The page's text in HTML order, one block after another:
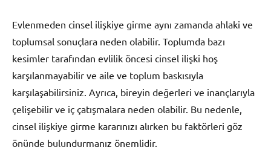
Evlenmeden cinsel ilişkiye girme aynı zamanda ahlaki ve
toplumsal sonuçlara neden olabilir. Toplumda bazı
kesimler tarafından evlilik öncesi cinsel ilişki hoş
karşılanmayabilir ve aile ve toplum baskısıyla
karşılaşabilirsiniz. Ayrıca, bireyin değerleri ve inançlarıyla
çelişebilir ve iç çatışmalara neden olabilir. Bu nedenle,
cinsel ilişkiye girme kararınızı alırken bu faktörleri göz
önünde bulundurmanız önemlidir.